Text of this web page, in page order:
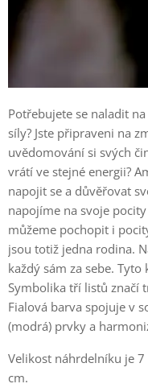
Potřebujete se naladit
síly? Jste připraveni na
uvědomování si svých
vrátí ve stejné energii?
napojit se a důvěřovat
napojíme na svoje
můžeme pochopit i
jsou totiž jedna rodina.
každý sám za sebe.
Symbolika tří listů značí
Fialová barva spojuje v
(modrá) prvky a
Velikost náhrdelníku je
cm.